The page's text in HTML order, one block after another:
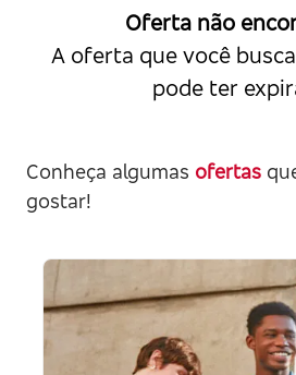
Oferta não
A oferta que você
pode ter
Conheça algumas ofertas
gostar!